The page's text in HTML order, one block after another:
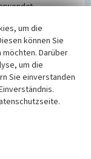
Vorschriften des
und der seit
unsere
um die
können Sie
Darüber
um die
Sie einverstanden